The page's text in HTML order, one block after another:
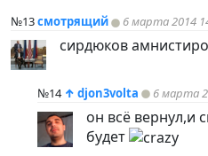
№13смотрящий 6 марта 2014
сирдюков
№14 ↑ djon3volta 6 марта
он всё вернул,и
будет